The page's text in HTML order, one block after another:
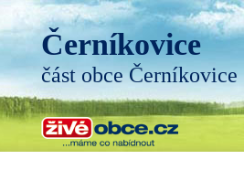
Černíkovice
část obce Černíkovice